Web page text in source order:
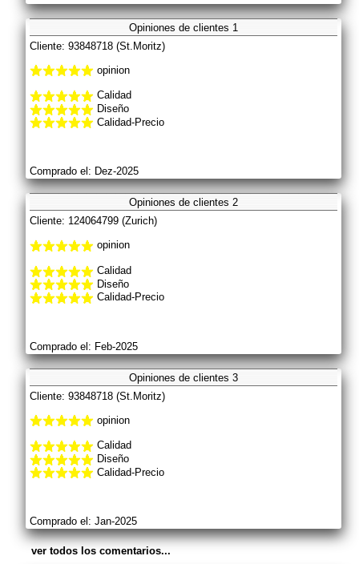
Opiniones de clientes 1
Cliente: 93848718 (St.Moritz)
opinion
Calidad
Diseño
Calidad-Precio
Comprado el: Dez-2025
Opiniones de clientes 2
Cliente: 124064799 (Zurich)
opinion
Calidad
Diseño
Calidad-Precio
Comprado el: Feb-2025
Opiniones de clientes 3
Cliente: 93848718 (St.Moritz)
opinion
Calidad
Diseño
Calidad-Precio
Comprado el: Jan-2025
ver todos los comentarios...